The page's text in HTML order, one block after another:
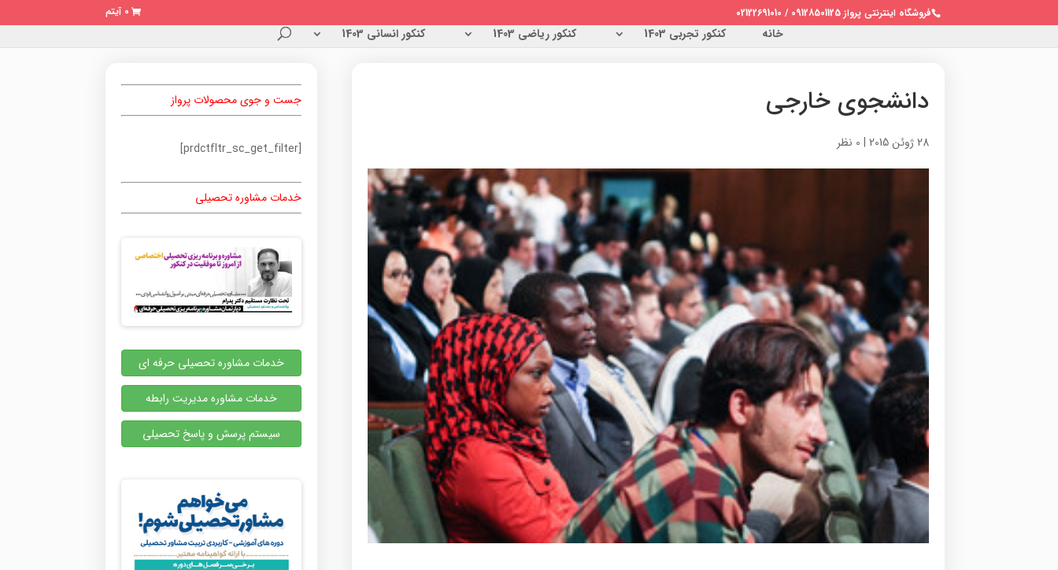
فروشگاه اینترنتی پرواز 09128501125 / 02122691010 0 آیتم
خانه کنکور تجربی 1403 کنکور ریاضی 1403 کنکور انسانی 1403
دانشجوی خارجی
28 ژوئن 2015 | 0 نظر
جست و جوی محصولات پرواز
[prdctfltr_sc_get_filter]
خدمات مشاوره تحصیلی
خدمات مشاوره تحصیلی حرفه ای
خدمات مشاوره مدیریت رابطه
سیستم پرسش و پاسخ تحصیلی